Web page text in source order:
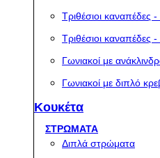
Τριθέσιοι καναπέδες
Τριθέσιοι καναπέδες
Γωνιακοί με
Γωνιακοί με διπλό
Κουκέτα
ΣΤΡΩΜΑΤΑ
Διπλά στρώματα